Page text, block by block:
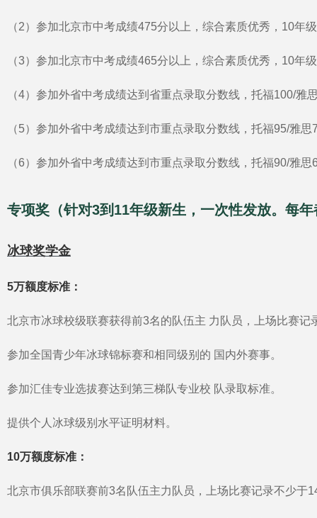
（2）参加北京市中考成绩475分以上，综合素质优秀，10年
（3）参加北京市中考成绩465分以上，综合素质优秀，10年
（4）参加外省中考成绩达到省重点录取分数线，托福100/雅
（5）参加外省中考成绩达到市重点录取分数线，托福95/雅
（6）参加外省中考成绩达到市重点录取分数线，托福90/雅
专项奖（针对3到11年级新生，一次性发放。每
冰球奖学金
5万额度标准：
北京市冰球校级联赛获得前3名的队伍主 力队员，上场比赛记
参加全国青少年冰球锦标赛和相同级别的 国内外赛事。
参加汇佳专业选拔赛达到第三梯队专业校 队录取标准。
提供个人冰球级别水平证明材料。
10万额度标准：
北京市俱乐部联赛前3名队伍主力队员，上场比赛记录不少于